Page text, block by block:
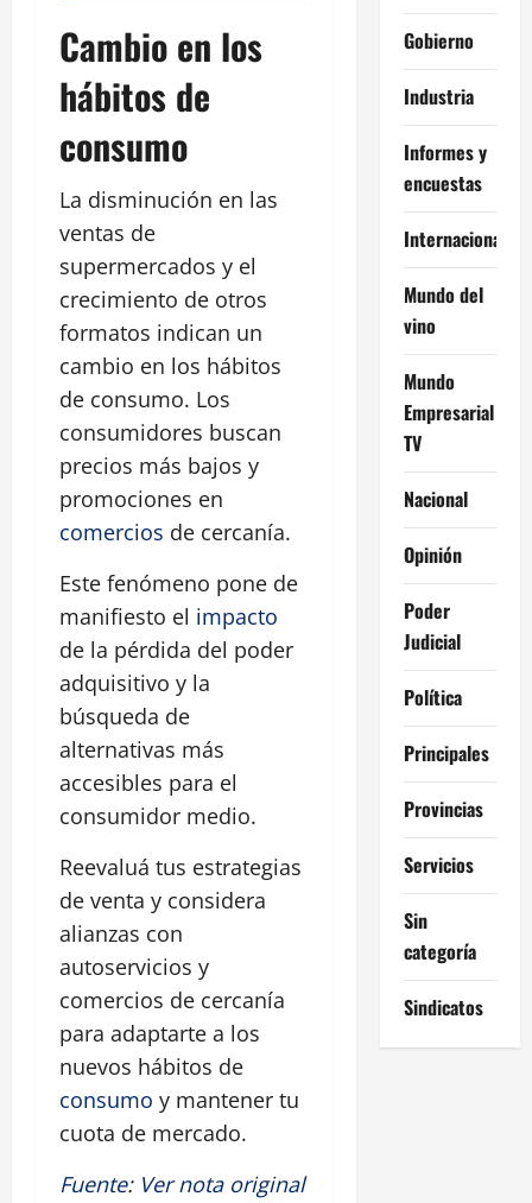
Cambio en los
hábitos de
consumo
La disminución en las
ventas de
supermercados y el
crecimiento de otros
formatos indican un
cambio en los hábitos
de consumo. Los
consumidores buscan
precios más bajos y
promociones en
comercios de cercanía.
Este fenómeno pone de
manifiesto el impacto
de la pérdida del poder
adquisitivo y la
búsqueda de
alternativas más
accesibles para el
consumidor medio.
Reevaluá tus estrategias
de venta y considera
alianzas con
autoservicios y
comercios de cercanía
para adaptarte a los
nuevos hábitos de
consumo y mantener tu
cuota de mercado.
Fuente: Ver nota original
Gobierno
Industria
Informes y
encuestas
Internacional
Mundo del
vino
Mundo
Empresarial
TV
Nacional
Opinión
Poder
Judicial
Política
Principales
Provincias
Servicios
Sin
categoría
Sindicatos